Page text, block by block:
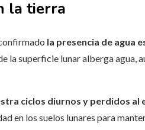
la tierra
la presencia de agua
la superficie lunar alberga agua,
ciclos diurnos y perdidos al
en los suelos lunares para